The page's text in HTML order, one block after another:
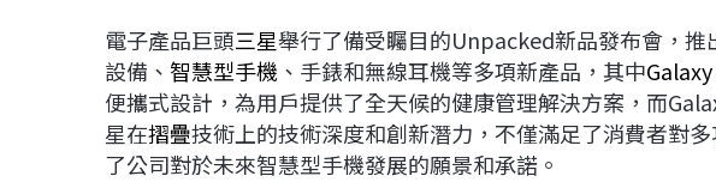
b
o
o
k
a
d
s
e
d
I
n
L
i
n
k
電子產品巨頭三星舉行了備受矚目的Unpacked新品發布會，
設備、 智慧型手機 、手錶和無線耳機等多項新產品，其中
便攜式設計，為用戶提供了全天候的健康管理解決方案，而
星在摺疊技術上的技術深度和創新潛力，不僅滿足了消費者對
了公司對於未來智慧型手機發展的願景和承諾。